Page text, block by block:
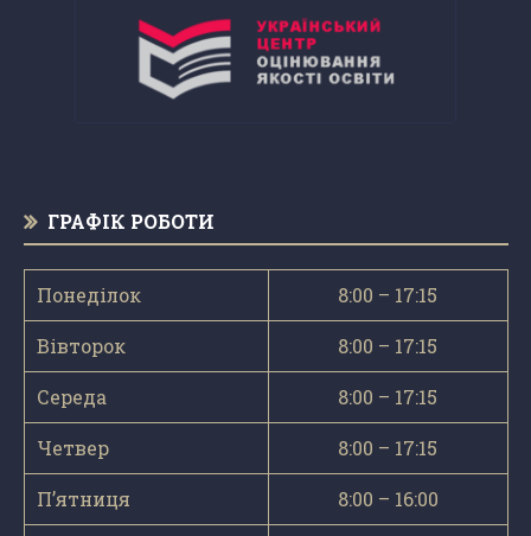
ГРАФІК РОБОТИ
Понеділок 8:00 – 17:15
Вівторок 8:00 – 17:15
Середа 8:00 – 17:15
Четвер 8:00 – 17:15
П’ятниця 8:00 – 16:00